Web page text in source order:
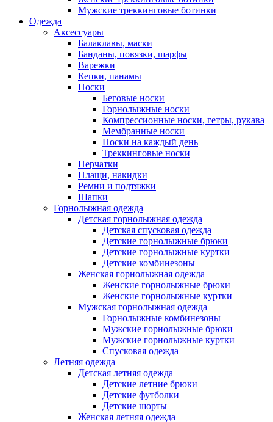
Мужские треккинговые ботинки
Одежда
Аксессуары
Балаклавы, маски
Банданы, повязки, шарфы
Варежки
Кепки, панамы
Носки
Беговые носки
Горнолыжные носки
Компрессионные носки, гетры, рукава
Мембранные носки
Носки на каждый день
Треккинговые носки
Перчатки
Плащи, накидки
Ремни и подтяжки
Шапки
Горнолыжная одежда
Детская горнолыжная одежда
Детская спусковая одежда
Детские горнолыжные брюки
Детские горнолыжные куртки
Детские комбинезоны
Женская горнолыжная одежда
Женские горнолыжные брюки
Женские горнолыжные куртки
Мужская горнолыжная одежда
Горнолыжные комбинезоны
Мужские горнолыжные брюки
Мужские горнолыжные куртки
Спусковая одежда
Летняя одежда
Детская летняя одежда
Детские летние брюки
Детские футболки
Детские шорты
Женская летняя одежда